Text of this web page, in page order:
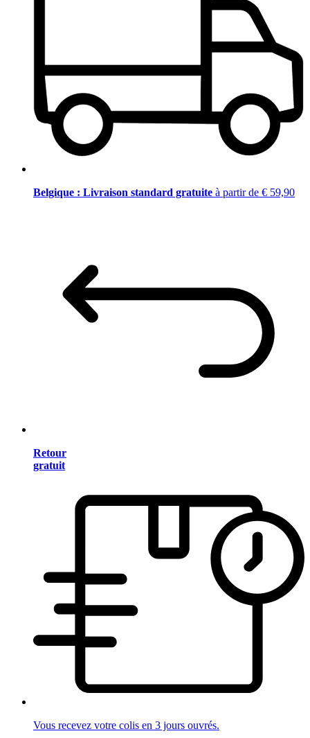
Belgique : Livraison standard gratuite à partir de € 59,90
Retour
gratuit
Vous recevez votre colis en 3 jours ouvrés.